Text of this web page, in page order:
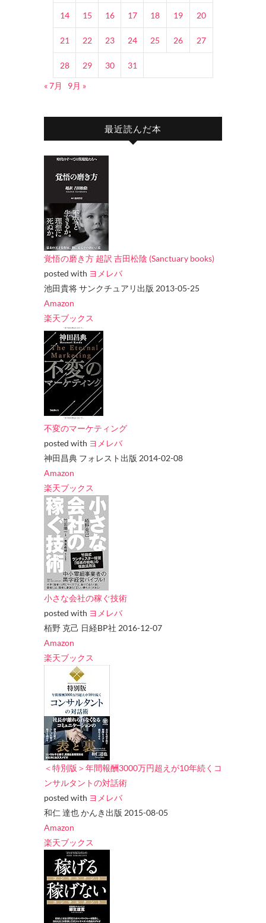
14 15 16 17 18 19 20
21 22 23 24 25 26 27
28 29 30
31
« 7月
9月 »
最近読んだ本
覚悟の磨き方 超訳 吉田松陰 (Sanctuary books)
posted with ヨメレバ
池田貴将 サンクチュアリ出版 2013-05-25
Amazon
楽天ブックス
不変のマーケティング
posted with ヨメレバ
神田昌典 フォレスト出版 2014-02-08
Amazon
楽天ブックス
小さな会社の稼ぐ技術
posted with ヨメレバ
栢野 克己 日経BP社 2016-12-07
Amazon
楽天ブックス
＜特別版＞年間報酬3000万円超えが10年続くコ
ンサルタントの対話術
posted with ヨメレバ
和仁 達也 かんき出版 2015-08-05
Amazon
楽天ブックス